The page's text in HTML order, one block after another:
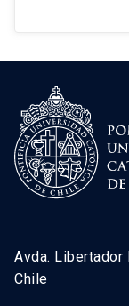
Avda. Libertador
Chile